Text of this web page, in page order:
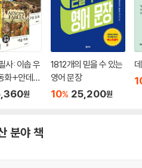
는다
하라
전달하기
하기
사: 이솝 우
화+안데르
원
1812개의 믿을 수 있는
영어 문장
10% 25,200원
분야 책